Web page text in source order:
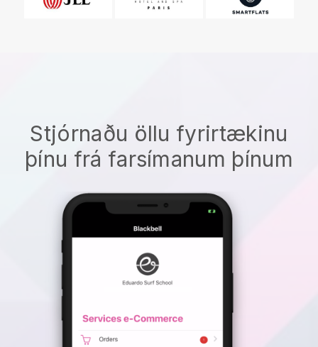
Stjórnaðu öllu fyrirtækinu
þínu frá farsímanum þínum